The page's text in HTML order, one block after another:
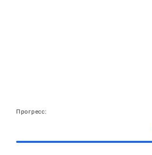
Прогресс: